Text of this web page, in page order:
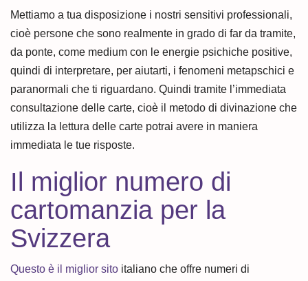
Mettiamo a tua disposizione i nostri sensitivi professionali,
cioè persone che sono realmente in grado di far da tramite,
da ponte, come medium con le energie psichiche positive,
quindi di interpretare, per aiutarti, i fenomeni metapschici e
paranormali che ti riguardano. Quindi tramite l’immediata
consultazione delle carte, cioè il metodo di divinazione che
utilizza la lettura delle carte potrai avere in maniera
immediata le tue risposte.
Il miglior numero di
cartomanzia per la
Svizzera
Questo è il miglior sito italiano che offre numeri di